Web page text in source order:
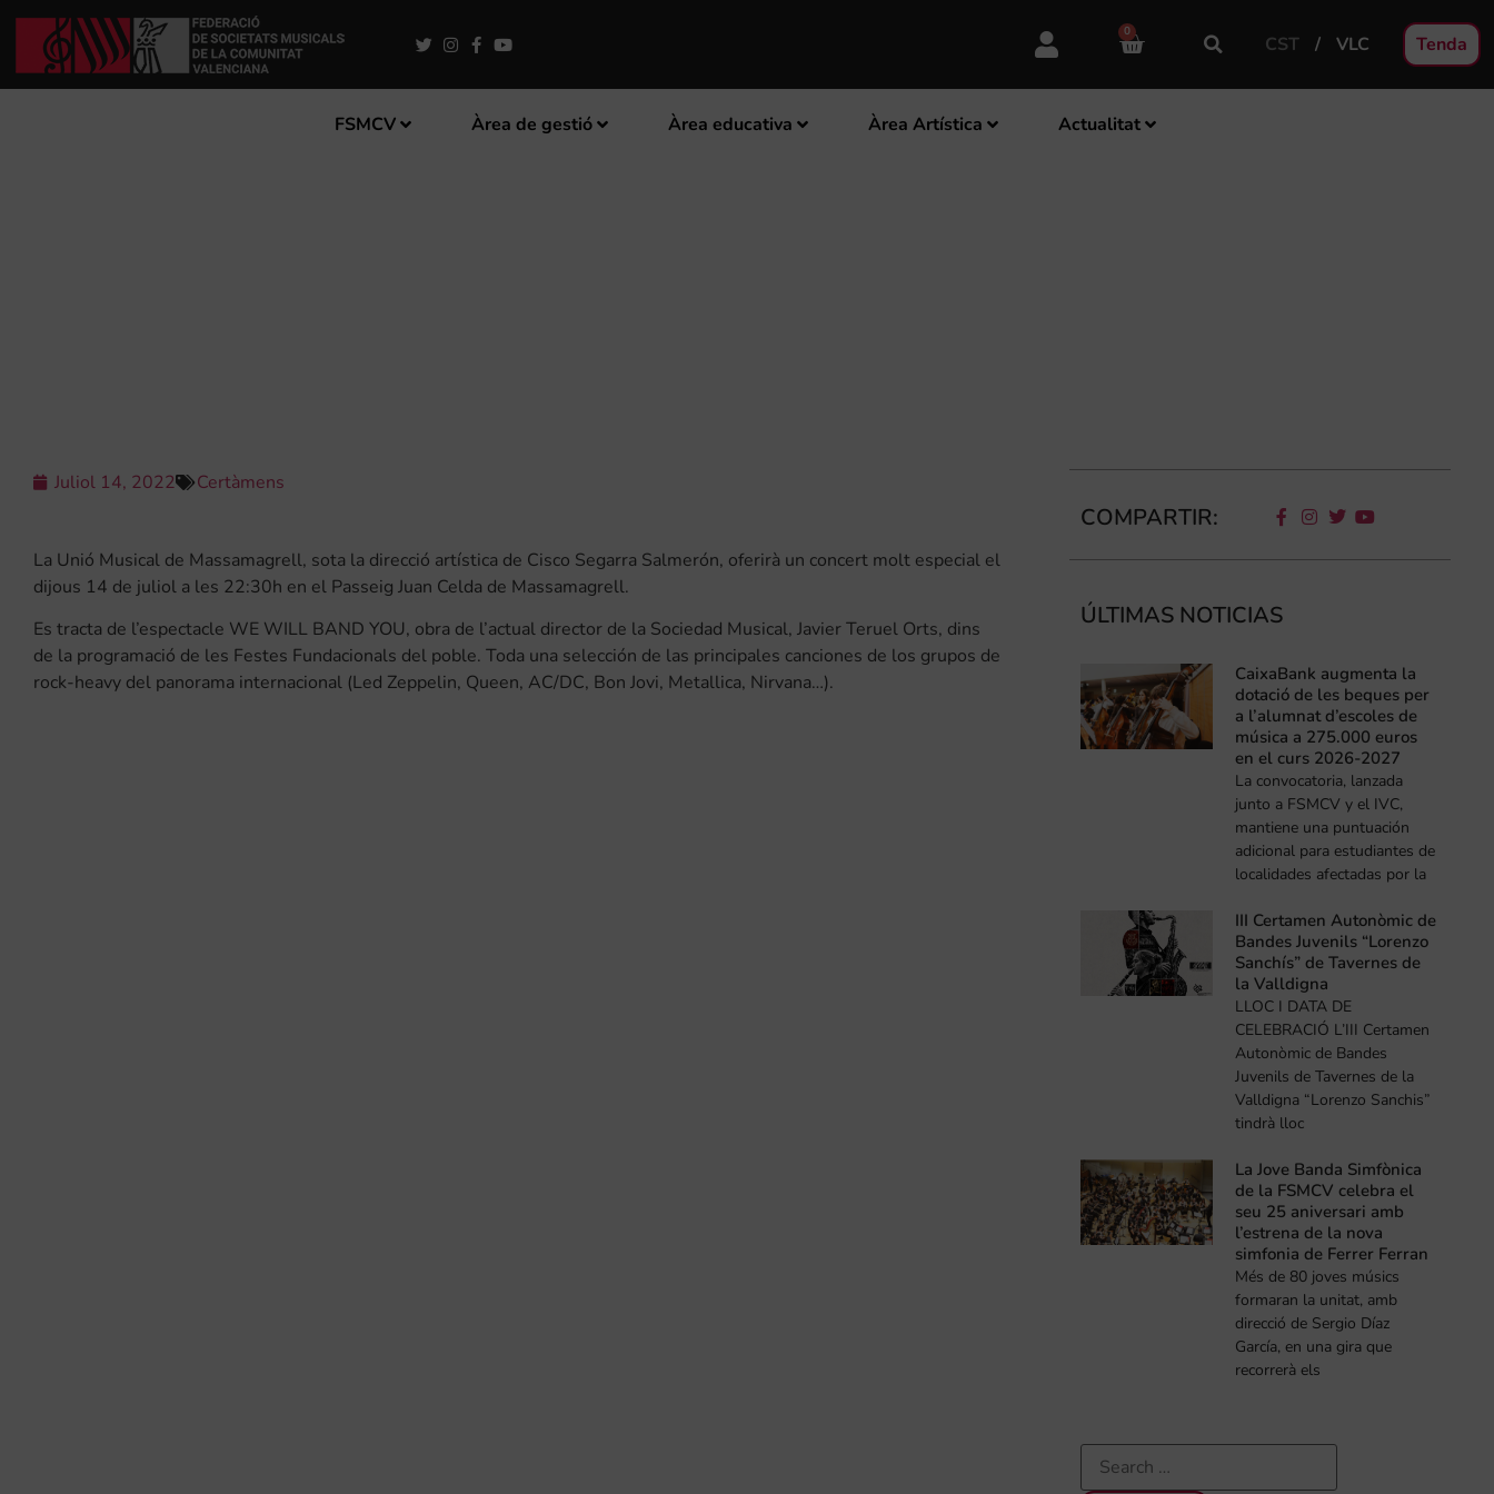
0
CST VLC Tenda
FSMCV Àrea de gestió Àrea educativa Àrea Artística Actualitat
Juliol 14, 2022 Certàmens
La Unió Musical de Massamagrell, sota la direcció artística de Cisco Segarra Salmerón, oferirà un concert molt especial el
dijous 14 de juliol a les 22:30h en el Passeig Juan Celda de Massamagrell.
Es tracta de l’espectacle WE WILL BAND YOU, obra de l’actual director de la Sociedad Musical, Javier Teruel Orts, dins
de la programació de les Festes Fundacionals del poble. Toda una selección de las principales canciones de los grupos de
rock-heavy del panorama internacional (Led Zeppelin, Queen, AC/DC, Bon Jovi, Metallica, Nirvana…).
COMPARTIR:
ÚLTIMAS NOTICIAS
CaixaBank augmenta la
dotació de les beques per
a l’alumnat d’escoles de
música a 275.000 euros
en el curs 2026-2027
La convocatoria, lanzada
junto a FSMCV y el IVC,
mantiene una puntuación
adicional para estudiantes de
localidades afectadas por la
III Certamen Autonòmic de
Bandes Juvenils “Lorenzo
Sanchís” de Tavernes de
la Valldigna
LLOC I DATA DE
CELEBRACIÓ L’III Certamen
Autonòmic de Bandes
Juvenils de Tavernes de la
Valldigna “Lorenzo Sanchis”
tindrà lloc
La Jove Banda Simfònica
de la FSMCV celebra el
seu 25 aniversari amb
l’estrena de la nova
simfonia de Ferrer Ferran
Més de 80 joves músics
formaran la unitat, amb
direcció de Sergio Díaz
García, en una gira que
recorrerà els